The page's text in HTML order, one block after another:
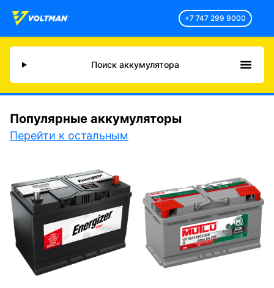
+7 747 299 9000
Поиск аккумулятора
Популярные аккумуляторы
Перейти к остальным